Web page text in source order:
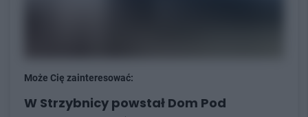
Może Cię zainteresować:
W Strzybnicy powstał Dom Pod